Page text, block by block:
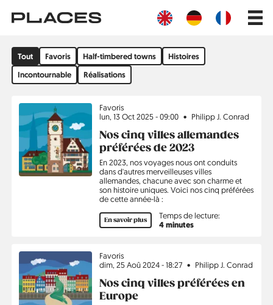
contenu
Main
Filtrer
par
sujet
Tout Favoris Half-timbered towns
Histoires
Incontournable
Réalisations
Tous
les
articles
blog
Sujet
Favoris
lun, 13 Oct 2025 - 09:00
Philipp J. Conrad
Nos cinq villes allemandes
préférées de 2023
En 2023, nos voyages nous ont conduits
dans d'autres merveilleuses villes
allemandes, chacune avec son charme et
son histoire uniques. Voici nos cinq préférées
de cette année-là :
En savoir plus Temps de lecture:
4 minutes
Sujet
Favoris
dim, 25 Aoû 2024 - 18:27
Philipp J. Conrad
Nos cinq villes préférées en
Europe